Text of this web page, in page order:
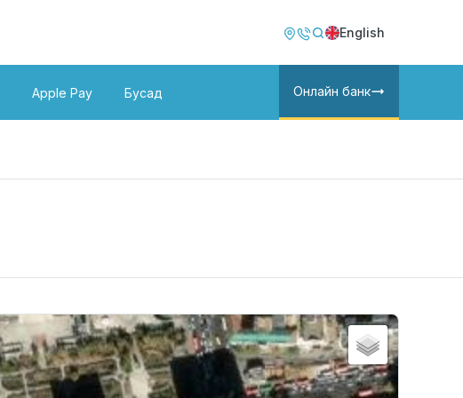
Image
Image English
Apple Pay Бусад Онлайн банк